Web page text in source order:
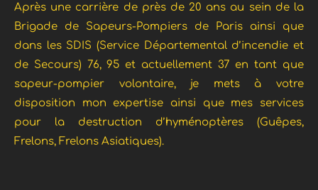
Après une carrière de près de 20 ans au sein de la
Brigade de Sapeurs-Pompiers de Paris ainsi que
dans les SDIS (Service Départemental d’incendie et
de Secours) 76, 95 et actuellement 37 en tant que
sapeur-pompier volontaire, je mets à votre
disposition mon expertise ainsi que
mes services
pour la destruction d’hyménoptères (Guêpes,
Frelons, Frelons Asiatiques).